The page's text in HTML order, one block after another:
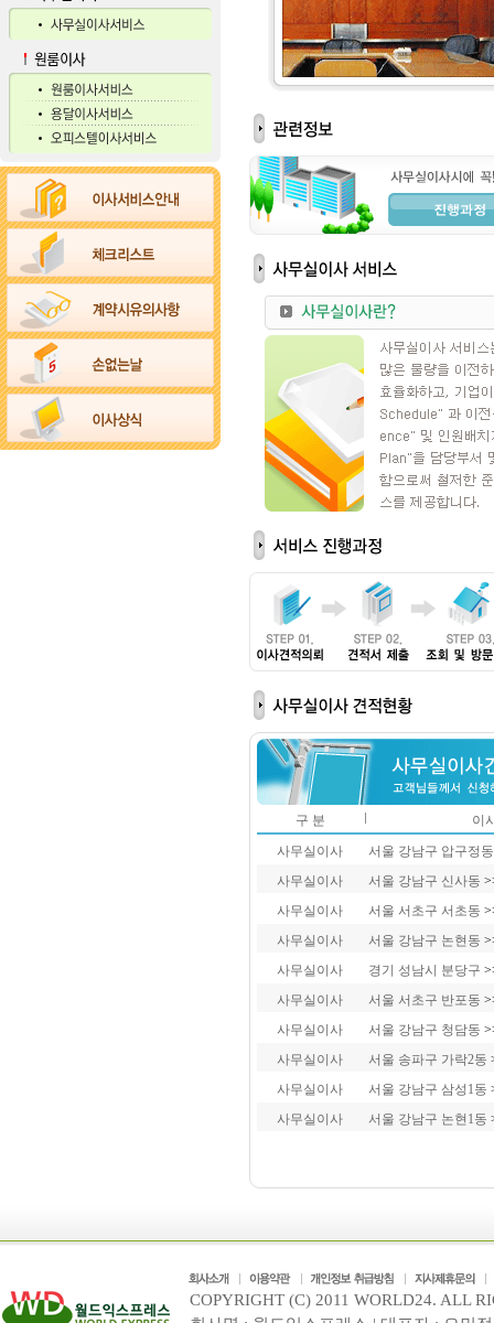
구 분
이
사무실이사
서울 강남구 압구정
사무실이사
서울 강남구 신사동
사무실이사
서울 서초구 서초동
사무실이사
서울 강남구 논현동
사무실이사
경기 성남시 분당구
사무실이사
서울 서초구 반포동
사무실이사
서울 강남구 청담동
사무실이사
서울 송파구 가락2동
사무실이사
서울 강남구 삼성1동
사무실이사
서울 강남구 논현1동
COPYRIGHT (C) 2011 WORLD24. ALL